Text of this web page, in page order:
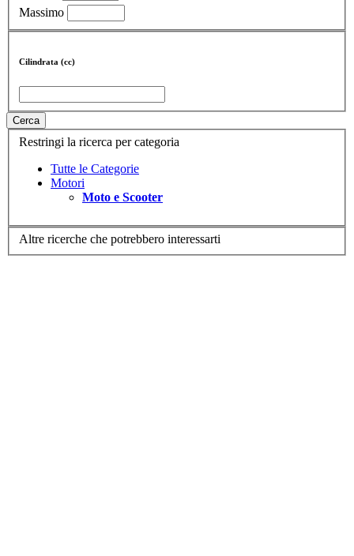
Massimo
Cilindrata (cc)
Cerca
Restringi la ricerca per categoria
Tutte le Categorie
Motori
Moto e Scooter
Altre ricerche che potrebbero interessarti